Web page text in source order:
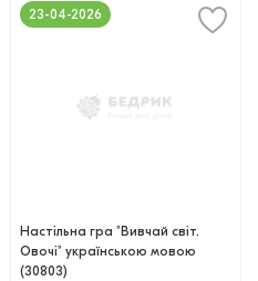
Настільна гра "Вивчай світ.
Овочі" українською мовою
(30803)
23-04-2026